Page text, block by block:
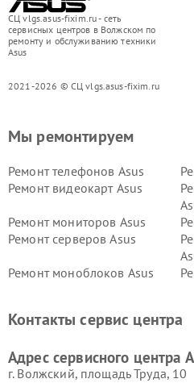
СЦ vlgs.asus-fixim.ru - сеть
сервисных центров в Волжском по
ремонту и обслуживанию техники
Asus
2021-2026 © СЦ vlgs.asus-fixim.ru
Мы ремонтируем
Ремонт телефонов Asus
Ремонт видеокарт Asus
Ремонт мониторов Asus
Ремонт серверов Asus
Ремонт моноблоков Asus
Контакты сервис центра
Адрес сервисного центра
г. Волжский, площадь Труда, 10